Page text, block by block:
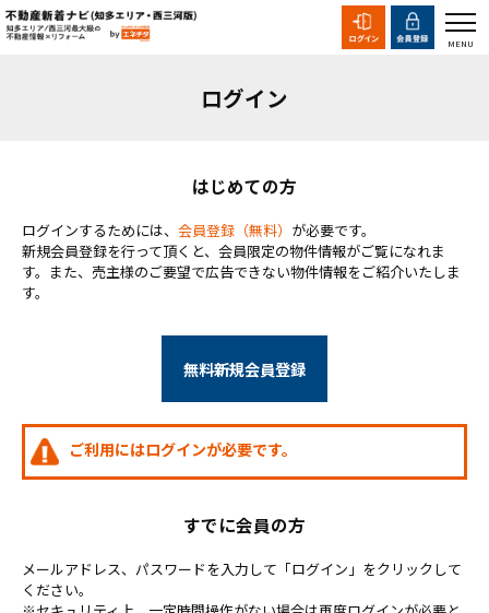
ログイン
はじめての方
ログインするためには、 会員登録（無料） が必要です。
新規会員登録を行って頂くと、会員限定の物件情報がご覧になれま
す。また、売主様のご要望で広告できない物件情報をご紹介いたしま
す。
無料新規会員登録
ご利用にはログインが必要です。
すでに会員の方
メールアドレス、パスワードを入力して「ログイン」をクリックして
ください。